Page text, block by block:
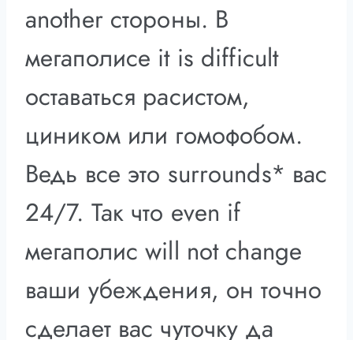
another стороны. В
мегаполисе it is difficult
оставаться расистом,
циником или гомофобом.
Ведь все это surrounds* вас
24/7. Так что even if
мегаполис will not change
ваши убеждения, он точно
сделает вас чуточку да